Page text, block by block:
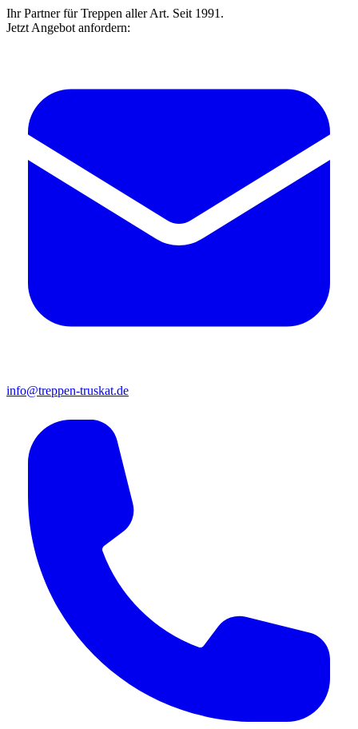
Ihr Partner für Treppen aller Art. Seit 1991.
Jetzt Angebot anfordern:
info@treppen-truskat.de